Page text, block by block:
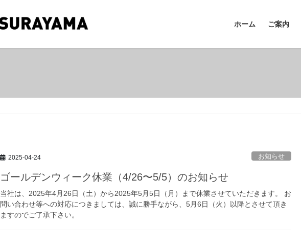
ホーム ご案内
2025-04-24 お知らせ
ゴールデンウィーク休業（4/26〜5/5）のお知らせ
当社は、2025年4月26日（土）から2025年5月5日（月）まで休業させていただきます。 お
問い合わせ等への対応につきましては、誠に勝手ながら、5月6日（火）以降とさせて頂き
ますのでご了承下さい。